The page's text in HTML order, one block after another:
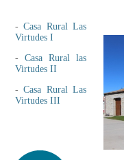
-Casa Rural Las
Virtudes I
- Casa Rural las
Virtudes II
-Casa Rural Las
Virtudes III